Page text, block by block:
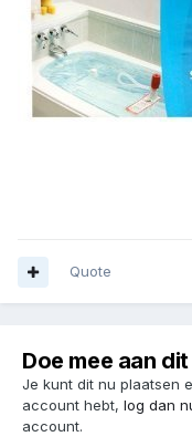
Quote
Doe mee aan
Je kunt dit nu plaatsen
account hebt, log dan
account.